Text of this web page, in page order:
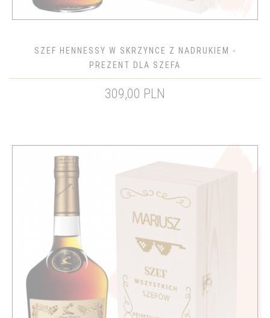
SZEF HENNESSY W SKRZYNCE Z NADRUKIEM -
PREZENT DLA SZEFA
309,00 PLN